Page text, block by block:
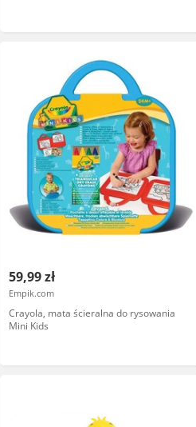
59,99 zł
Empik.com
Crayola, mata ścieralna do rysowania
Mini Kids